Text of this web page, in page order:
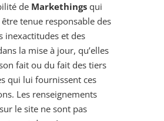
de Markethings qui
tenue responsable des
inexactitudes et des
la mise à jour, qu’elles
fait ou du fait des tiers
qui lui fournissent ces
Les renseignements
le site ne sont pas